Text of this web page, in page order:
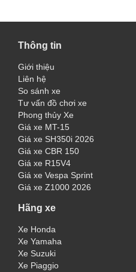
Thông tin
Giới thiệu
Liên hệ
So sánh xe
Tư vấn đồ chơi xe
Phong thủy Xe
Giá xe MT-15
Giá xe SH350i 2026
Giá xe CBR 150
Giá xe R15V4
Giá xe Vespa Sprint
Giá xe Z1000 2026
Hãng xe
Xe Honda
Xe Yamaha
Xe Suzuki
Xe Piaggio